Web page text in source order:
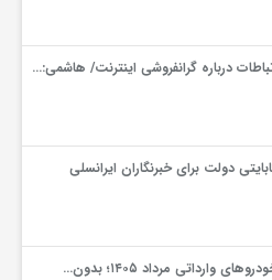
درباره گرانفروشی اینترنت/ هاشمی:…
وارداتی مرداد ۱۴۰۵؛ بدون…